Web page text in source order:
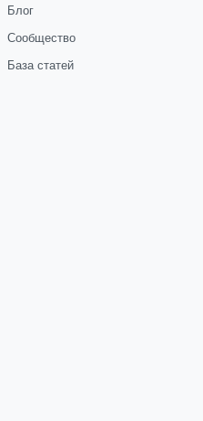
Блог
Сообщество
База статей